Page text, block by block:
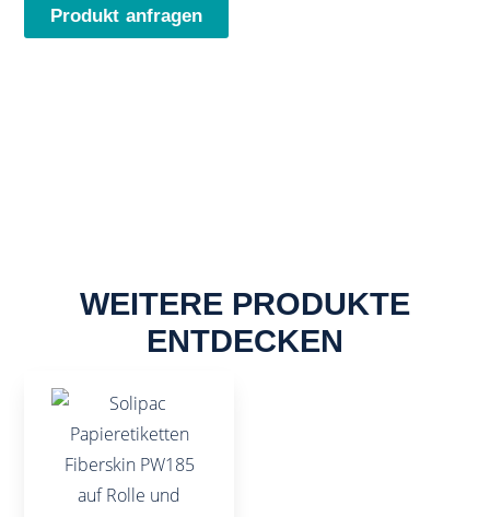
Produkt anfragen
WEITERE PRODUKTE
ENTDECKEN